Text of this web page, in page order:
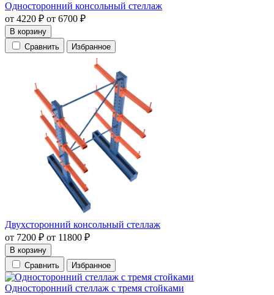
Односторонний консольный стеллаж
от 4220 ₽ от 6700 ₽
В корзину
Сравнить
Избранное
Двухсторонний консольный стеллаж
от 7200 ₽ от 11800 ₽
В корзину
Сравнить
Избранное
Односторонний стеллаж с тремя стойками